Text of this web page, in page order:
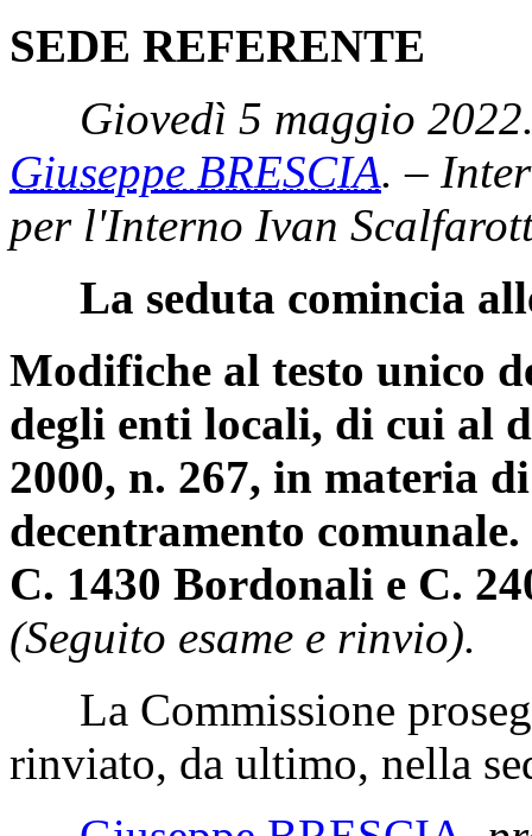
SEDE REFERENTE
Giovedì 5 maggio
Giuseppe BRESCIA. –
per l'Interno Ivan
La seduta comincia
Modifiche al testo unico
degli enti locali, di cui al
2000, n. 267, in materia
decentramento comunale.
C. 1430 Bordonali e C.
(Seguito esame e rinvio).
La Commissione
rinviato, da ultimo, nella